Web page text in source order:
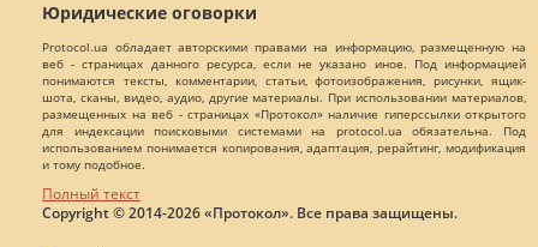
Юридические оговорки
Protocol.ua обладает авторскими правами на информацию, размещенную на
веб - страницах данного ресурса, если не указано иное. Под информацией
понимаются тексты, комментарии, статьи, фотоизображения, рисунки, ящик-
шота, сканы, видео, аудио, другие материалы. При использовании материалов,
размещенных на веб - страницах «Протокол» наличие гиперссылки открытого
для индексации поисковыми системами на protocol.ua обязательна. Под
использованием понимается копирования, адаптация, рерайтинг, модификация
и тому подобное.
Полный текст
Copyright © 2014-2026 «Протокол». Все права защищены.